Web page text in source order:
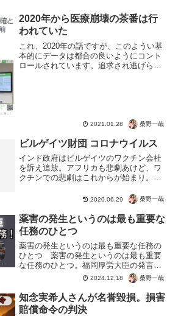
2020年から医療崩壊の茶番は行
われていた
これ、2020年の話ですが、このようい基
本的にデータは都合の良いようにコント
ロールされています。追求され逃げられ
2021.01.28 桑野一哉
ビルゲイツ財団 コロナウイルス
インド政府はビルゲイツのワクチン会社
を訴え追放。アフリカも悲劇あけど、ワ
クチンでの悲劇はこれからが始まり。
てニュースでみたでしょ？思考停止、情
弱、心の折れた人間が罰として受けるの
がワクチン。 さ、コロナ...
2020.06.29 桑野一哉
薬害の発生というのは最も重要な
任務のひとつ
薬害の発生というのは最も重要な任務の
ひとつ 薬害の発生というのは最も重要
な任務のひとつ。福岡厚労大臣の発言が
ストレートすぎてビックリ。文章の流れ
から単語の言い間違えとは考えにくく、
心の声でしょう。○○の発生が任務って、
ポジティブな言葉は当て...
2024.12.18 桑野一哉
知念実希人さんが名誉毀損。損害
賠償命令の判決